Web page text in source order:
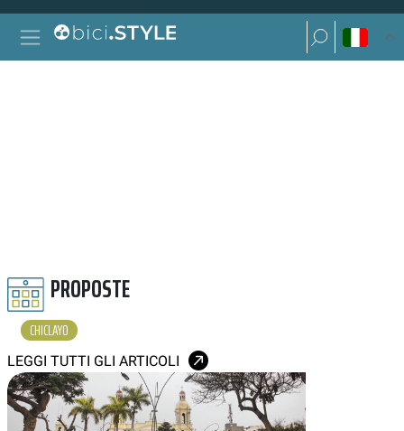
Vai al contenuto
Navigazione principale
Ricerca per:
Ricerca per:
PROPOSTE
CHICLAYO
LEGGI TUTTI GLI ARTICOLI